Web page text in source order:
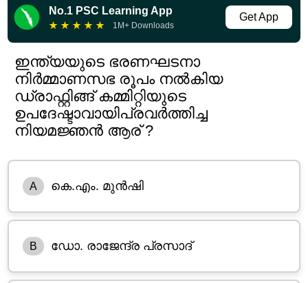
No.1 PSC Learning App
★ ★ ★ ★ ★ 1M+ Downloads
Get App
ഇന്ത്യയുടെ ഭരണഘടനാ
നിർമ്മാണസഭ രൂപം നൽകിയ
ഡ്രാഫ്റ്റിങ്ങ് കമ്മിറ്റിയുടെ
ഉപദേഷ്ടാവായിപ്രവർത്തിച്ച
നിയമജ്ഞൻ ആര് ?
A കെ.എം. മുൻഷി
B ഡോ. രാജേന്ദ്ര പ്രസാദ്